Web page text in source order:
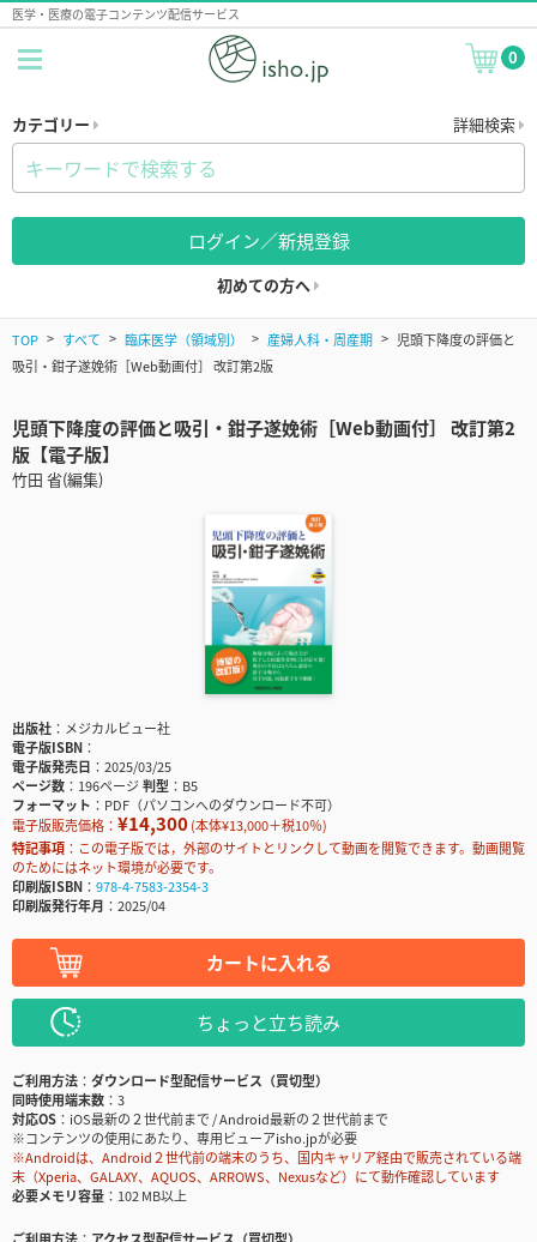
医学・医療の電子コンテンツ配信サービス
0
カテゴリー 詳細検索
ログイン／新規登録
初めての方へ
TOP すべて 臨床医学（領域別） 産婦人科・周産期
児頭下降度の評価と
吸引・鉗子遂娩術［Web動画付］ 改訂第2版
児頭下降度の評価と吸引・鉗子遂娩術［Web動画付］ 改訂第2
版【電子版】
竹田 省(編集)
出版社
メジカルビュー社
電子版ISBN
電子版発売日
2025/03/25
ページ数
196ページ判型
B5
フォーマット
PDF（パソコンへのダウンロード不可）
電子版販売価格： ¥14,300(本体¥13,000＋税10％)
特記事項
この電子版では，外部のサイトとリンクして動画を閲覧できます。動画閲覧
のためにはネット環境が必要です。
印刷版ISBN
978-4-7583-2354-3
印刷版発行年月
2025/04
カートに入れる
ちょっと立ち読み
ご利用方法
ダウンロード型配信サービス（買切型）
同時使用端末数
3
対応OS
iOS最新の２世代前まで / Android最新の２世代前まで
※コンテンツの使用にあたり、専用ビューアisho.jpが必要
※Androidは、Android２世代前の端末のうち、国内キャリア経由で販売されている端
末（Xperia、GALAXY、AQUOS、ARROWS、Nexusなど）にて動作確認しています
必要メモリ容量
102 MB以上